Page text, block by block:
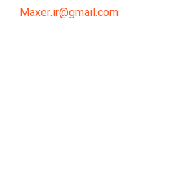
Maxer.ir@gmail.com